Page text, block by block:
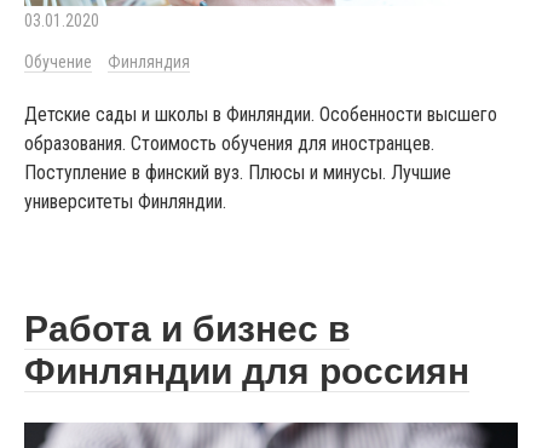
03.01.2020
Обучение Финляндия
Детские сады и школы в Финляндии. Особенности высшего
образования. Стоимость обучения для иностранцев.
Поступление в финский вуз. Плюсы и минусы. Лучшие
университеты Финляндии.
Работа и бизнес в
Финляндии для россиян